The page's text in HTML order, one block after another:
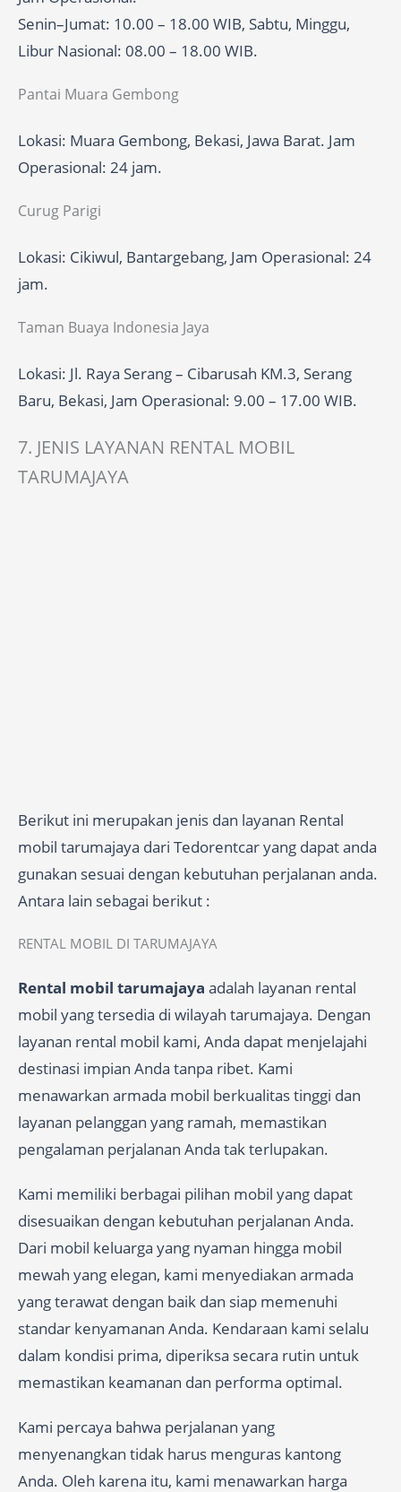
Senin–Jumat: 10.00 – 18.00 WIB, Sabtu, Minggu,
Libur Nasional: 08.00 – 18.00 WIB.
Pantai Muara Gembong
Lokasi: Muara Gembong, Bekasi, Jawa Barat. Jam
Operasional: 24 jam.
Curug Parigi
Lokasi: Cikiwul, Bantargebang, Jam Operasional: 24
jam.
Taman Buaya Indonesia Jaya
Lokasi: Jl. Raya Serang – Cibarusah KM.3, Serang
Baru, Bekasi, Jam Operasional: 9.00 – 17.00 WIB.
7. JENIS LAYANAN RENTAL MOBIL
TARUMAJAYA
Berikut ini merupakan jenis dan layanan Rental
mobil tarumajaya dari Tedorentcar yang dapat anda
gunakan sesuai dengan kebutuhan perjalanan anda.
Antara lain sebagai berikut :
RENTAL MOBIL DI TARUMAJAYA
Rental mobil tarumajaya adalah layanan rental
mobil yang tersedia di wilayah tarumajaya. Dengan
layanan rental mobil kami, Anda dapat menjelajahi
destinasi impian Anda tanpa ribet. Kami
menawarkan armada mobil berkualitas tinggi dan
layanan pelanggan yang ramah, memastikan
pengalaman perjalanan Anda tak terlupakan.
Kami memiliki berbagai pilihan mobil yang dapat
disesuaikan dengan kebutuhan perjalanan Anda.
Dari mobil keluarga yang nyaman hingga mobil
mewah yang elegan, kami menyediakan armada
yang terawat dengan baik dan siap memenuhi
standar kenyamanan Anda. Kendaraan kami selalu
dalam kondisi prima, diperiksa secara rutin untuk
memastikan keamanan dan performa optimal.
Kami percaya bahwa perjalanan yang
menyenangkan tidak harus menguras kantong
Anda. Oleh karena itu, kami menawarkan harga